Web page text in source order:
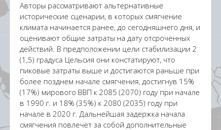
Авторы рассматривают альтернативные
исторические сценарии, в которых смягчение
климата начинается ранее, до сегодняшнего дня, и
оценивают общие затраты на дату отсроченных
действий. В предположении цели стабилизации 2
(1,5) градуса Цельсия они констатируют, что
пиковые затраты выше и достигаются раньше при
более позднем начале смягчения, достигнув 15%
(17%) мирового ВВП к 2085 (2070) году при начале
в 1990 г. и 18% (35%) к 2080 (2035) году при
начале в 2020 г. Дальнейшая задержка начала
смягчения повлечёт за собой дополнительные